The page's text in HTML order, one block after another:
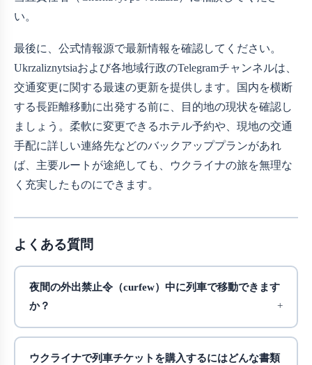
い。
最後に、公式情報源で最新情報を確認してください。
Ukrzaliznytsiaおよび各地域行政のTelegramチャンネルは、
交通変更に関する最速の更新を提供します。国内を横断
する長距離移動に出発する前に、目的地の現状を確認し
ましょう。柔軟に変更できるホテル予約や、現地の交通
手配に詳しい連絡先などのバックアッププランがあれ
ば、主要ルートが途絶しても、ウクライナの旅を無理な
く充実したものにできます。
よくある質問
夜間の外出禁止令（curfew）中に列車で移動できます
か？
ウクライナで列車チケットを購入するにはどんな書類